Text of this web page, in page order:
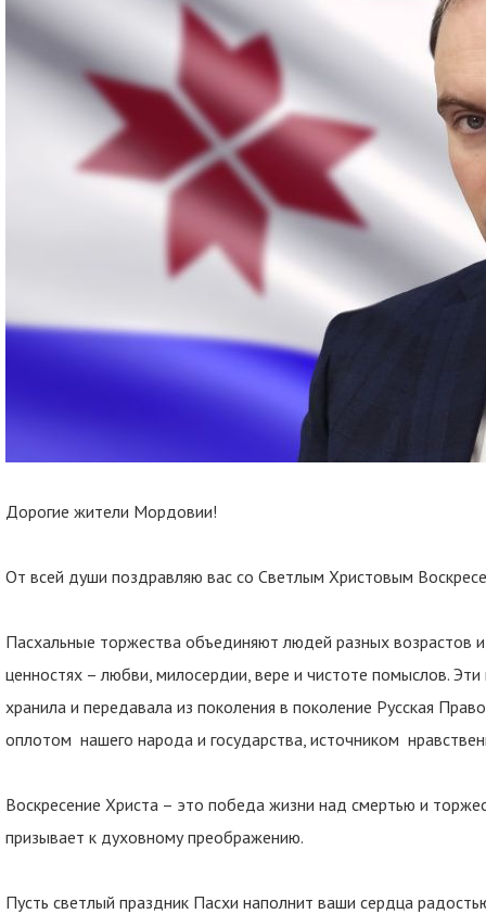
Дорогие жители Мордовии!
От всей души поздравляю вас со Светлым Христовым
Пасхальные торжества объединяют людей разных возрастов
ценностях – любви, милосердии, вере и чистоте помыслов.
хранила и передавала из поколения в поколение Русская
оплотом нашего народа и государства, источником
Воскресение Христа – это победа жизни над смертью и
призывает к духовному преображению.
Пусть светлый праздник Пасхи наполнит ваши сердца